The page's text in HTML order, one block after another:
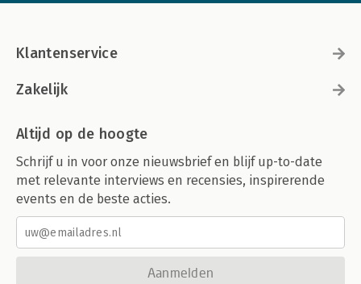
Klantenservice
Zakelijk
Altijd op de hoogte
Schrijf u in voor onze nieuwsbrief en blijf up-to-date
met relevante interviews en recensies, inspirerende
events en de beste acties.
Aanmelden